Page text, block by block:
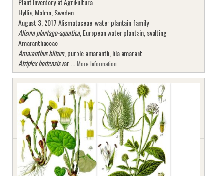
Hyllie, Malmo, Sweden
August 3, 2017 Alismataceae, water plantain family
Alisma plantago-aquatica, European water plantain, svalting
Amaranthaceae
Amaranthus blitum, purple amaranth, lila amarant
Atriplex hortensisvar ... More Information